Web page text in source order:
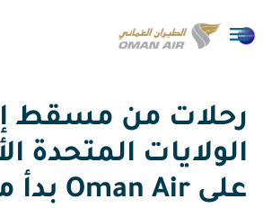

رحلات من مسقط
الولايات المتحدة
على Oman Air بدأ من